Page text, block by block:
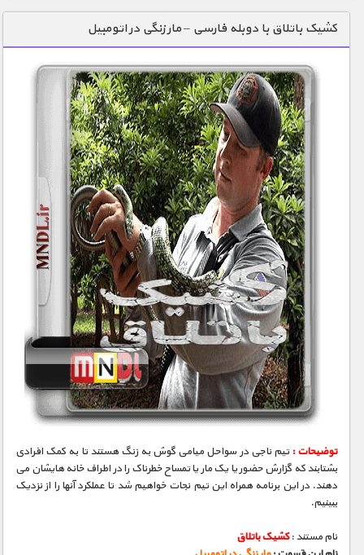
دنیای خوراکی ها
زمین شناسی / محیط زیست
سازه/ معماری/ مهندسی
سرگرمی
شناخت کودکان
طبیعت
علم و فناوری
فرهنگ / هنر
کیهان / نجوم
گردشگری
ماورایی
مسابقات / ورزشی
مستند های اختصاصی
کشیک باتلاق با دوبله فارسی – مار زنگی در اتومبیل
توضیحات :تیم ناجی در سواحل میامی گوش به زنگ هستند تا به کمک افرادی
بشتابند که گزارش حضور یا یک مار یا تمساح خطرناک را در اطراف خانه هایشان می
دهند. در این برنامه همراه این تیم نجات خواهیم شد تا عملکرد آنها را از نزدیک
ببینیم.
نام مستند :کشیک باتلاق